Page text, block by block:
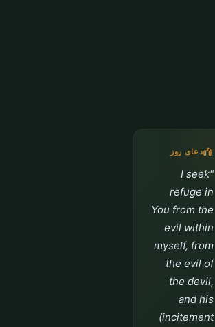
دعای روز
"I seek
refuge in
You from the
evil within
myself, from
the evil of
the devil,
and his
(incitement